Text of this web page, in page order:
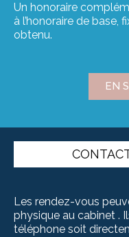
Un honoraire
à l’honoraire de base,
obtenu.
EN
Les rendez-vous
physique au cabinet .
téléphone soit